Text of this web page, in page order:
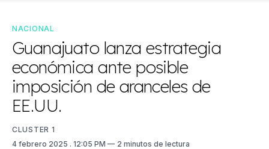
NACIONAL
Guanajuato lanza estrategia
económica ante posible
imposición de aranceles de
EE.UU.
CLUSTER 1
4 febrero 2025 . 12:05 PM 2 minutos de lectura